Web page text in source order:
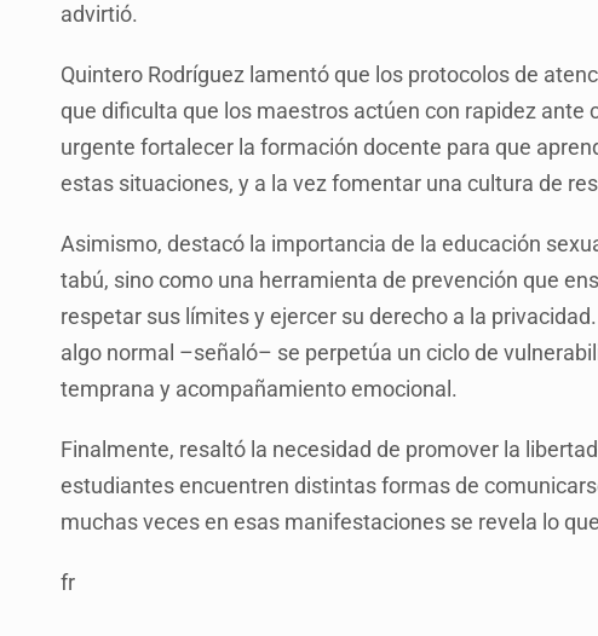
advirtió.
Quintero Rodríguez lamentó que los protocolos de
que dificulta que los maestros actúen con rapidez ante
urgente fortalecer la formación docente para que
estas situaciones, y a la vez fomentar una cultura de
Asimismo, destacó la importancia de la educación
tabú, sino como una herramienta de prevención que
respetar sus límites y ejercer su derecho a la
algo normal –señaló– se perpetúa un ciclo de
temprana y acompañamiento emocional.
Finalmente, resaltó la necesidad de promover la
estudiantes encuentren distintas formas de
muchas veces en esas manifestaciones se revela lo
fr